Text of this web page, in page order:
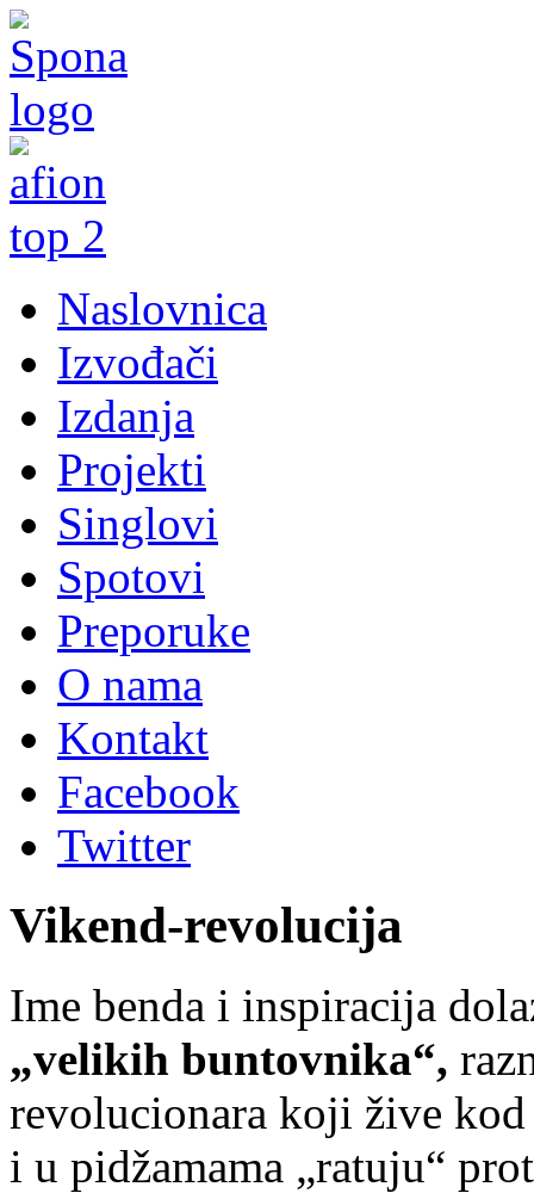
Naslovnica
Izvođači
Izdanja
Projekti
Singlovi
Spotovi
Preporuke
O nama
Kontakt
Facebook
Twitter
Vikend-revolucija
Ime benda i inspiracija
„velikih buntovnika“,
revolucionara koji žive
i u pidžamama „ratuju“